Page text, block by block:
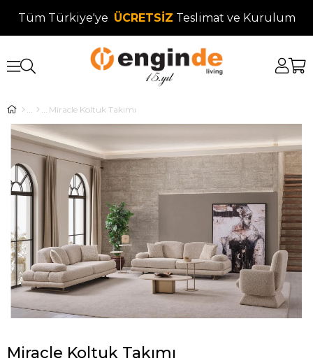
Tüm Türkiye'ye ÜCRETSİZ Teslimat ve Kurulum
Miracle Koltuk Takımı
Miracle Koltuk Takımı